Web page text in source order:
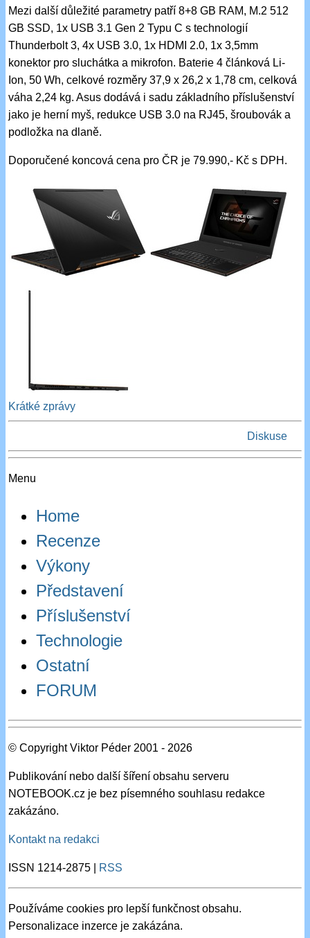
Mezi další důležité parametry patří 8+8 GB RAM, M.2 512
GB SSD, 1x USB 3.1 Gen 2 Typu C s technologií
Thunderbolt 3, 4x USB 3.0, 1x HDMI 2.0, 1x 3,5mm
konektor pro sluchátka a mikrofon. Baterie 4 článková Li-
Ion, 50 Wh, celkové rozměry 37,9 x 26,2 x 1,78 cm, celková
váha 2,24 kg. Asus dodává i sadu základního příslušenství
jako je herní myš, redukce USB 3.0 na RJ45, šroubovák a
podložka na dlaně.
Doporučené koncová cena pro ČR je 79.990,- Kč s DPH.
Krátké zprávy
Diskuse
Menu
Home
Recenze
Výkony
Představení
Příslušenství
Technologie
Ostatní
FORUM
© Copyright Viktor Péder 2001 - 2026
Publikování nebo další šíření obsahu serveru
NOTEBOOK.cz je bez písemného souhlasu redakce
zakázáno.
Kontakt na redakci
ISSN 1214-2875 | RSS
Používáme cookies pro lepší funkčnost obsahu.
Personalizace inzerce je zakázána.